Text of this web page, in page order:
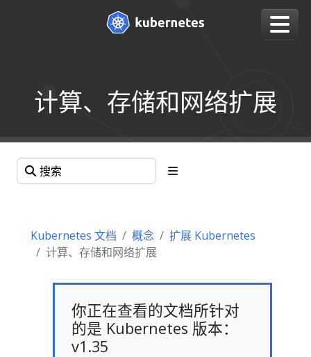
计算、存储和网络扩展
Kubernetes 文档 概念
扩展 Kubernetes
计算、存储和网络扩展
你正在查看的文档所针对
的是 Kubernetes 版本：
v1.35